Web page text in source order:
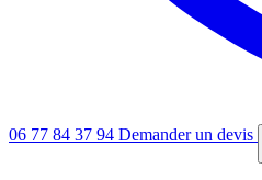
06 77 84 37 94 Demander un devis